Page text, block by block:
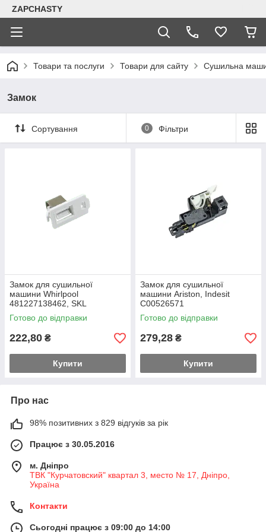
ZAPCHASTY
Товари та послуги Товари для сайту Сушильна
Замок
Сортування 0 Фільтри
Замок для сушильної
машини Whirlpool
481227138462, SKL
Готово до відправки
222,80 ₴
Купити
Замок для сушильної
машини Ariston, Indesit
C00526571
Готово до відправки
279,28 ₴
Купити
Про нас
98% позитивних з 829 відгуків за рік
Працює з 30.05.2016
м. Дніпро
ТВК "Курчатовский" квартал 3, место № 17, Дніпро,
Україна
Контакти
Сьогодні працює з 09:00 до 14:00